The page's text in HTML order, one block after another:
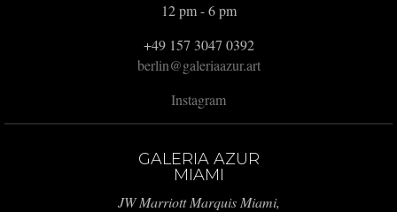
12 pm - 6 pm
+49 157 3047 0392
berlin@galeriaazur.art
Instagram
GALERIA AZUR
MIAMI
JW Marriott Marquis Miami,